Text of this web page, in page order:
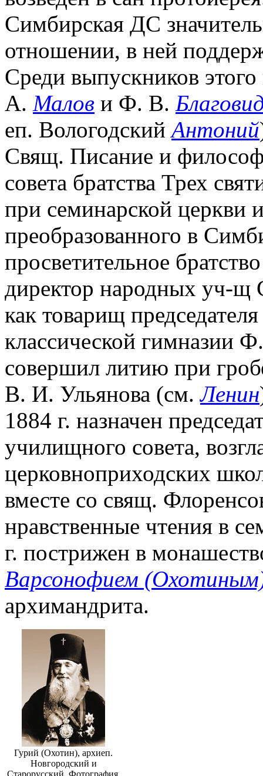
Симбирская ДС
отношении, в ней
Среди выпускников
А. Малов и Ф. В.
еп. ВологодскийАнтоний
Свящ. Писание и
совета братства Трех
при семинарской церкви
преобразованного в
просветительное
директор народных уч-
как товарищ
классической гимназии
совершил литию при
В. И. Ульянова (см.Ленин
1884 г. назначен
училищного совета,
церковноприходских
вместе со свящ.
нравственные чтения в
г. пострижен в
Варсонофием
архимандрита.
Гурий (Охотин), архиеп.
Новгородский и
Старорусский. Фотография.